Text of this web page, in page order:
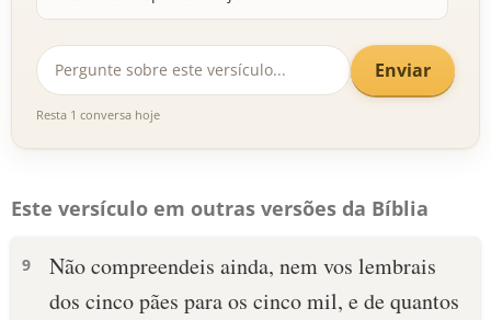
Enviar
Resta 1 conversa hoje
Este versículo em outras versões da Bíblia
9
Não compreendeis ainda, nem vos lembrais
dos cinco pães para os cinco mil, e de quantos